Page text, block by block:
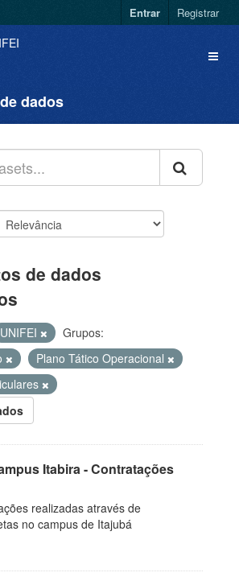
Entrar Registrar
dados
de dados
UNIFEI
Grupos:
Plano Tático Operacional
Itabira - Contratações
realizadas através de
no campus de Itajubá